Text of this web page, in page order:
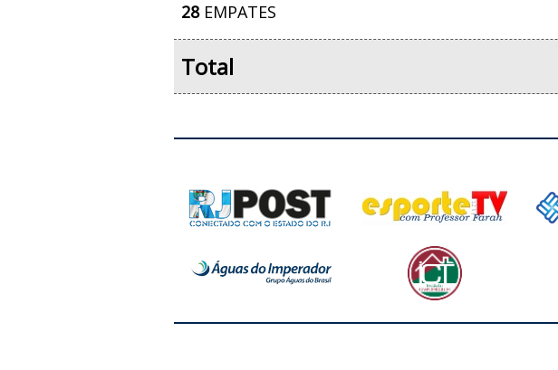
28EMPATES
Total